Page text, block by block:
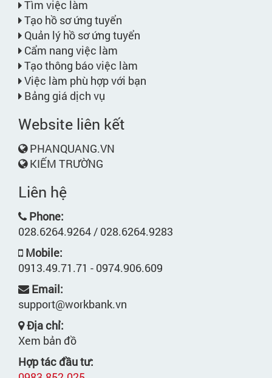
Tìm việc làm
Tạo hồ sơ ứng tuyển
Quản lý hồ sơ ứng tuyển
Cẩm nang việc làm
Tạo thông báo việc làm
Việc làm phù hợp với bạn
Bảng giá dịch vụ
Website liên kết
PHANQUANG.VN
KIẾM TRƯỜNG
Liên hệ
Phone:
028.6264.9264 / 028.6264.9283
Mobile:
0913.49.71.71 - 0974.906.609
Email:
support@workbank.vn
Địa chỉ:
Xem bản đồ
Hợp tác đầu tư: